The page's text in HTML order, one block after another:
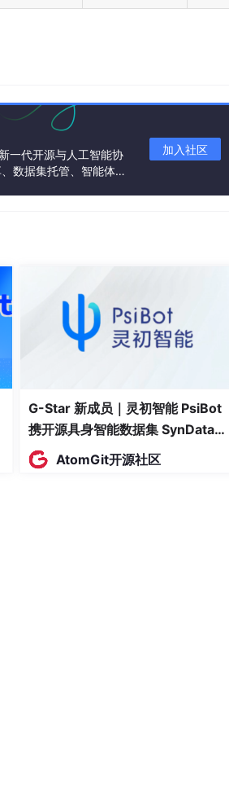
一代开源与人工智能协
数据集托管、智能体开
加入社区
G-Star 新成员｜灵初智能 PsiBot
携开源具身智能数据集 SynData
入驻 AtomGit
AtomGit开源社区